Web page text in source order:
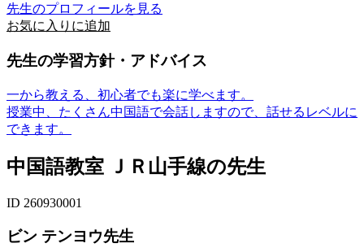
先生のプロフィールを見る
お気に入りに追加
先生の学習方針・アドバイス
一から教える、初心者でも楽に学べます。
授業中、たくさん中国語で会話しますので、話せるレベルに
できます。
中国語教室 ＪＲ山手線の先生
ID 260930001
ビン テンヨウ先生